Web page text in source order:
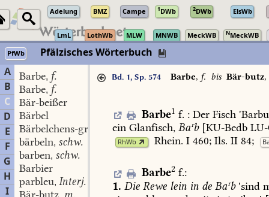
Adelung BMZ Campe 1DWb 2DWb ElsWb
LmL LothWb MLW MNWB MeckWB NMeckWB
PfWb
Pfälzisches Wörterbuch
A
B
C
D
E
F
G
H
I
Barbe, f.
Barbe, f.
Bär-beißer
Bärbel
Bärbelchens-grundbirnen,Pl.
bärbeln, schw.
barben, schw.
Barbier
parbleu, Interj.
,
Bd. 1, Sp. 574 Barbe, f.bis Bär-butz,
Barbe1 f. :DerFisch
ein Glanfisch, Baʳb[KU-Bedb
RhWb Rhein. I 460; Ils. II 84;
Barbe2 f.:
1. Die Rewe lein in de Baʳb'sind